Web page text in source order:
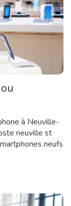
à Neuville-
neuville st
neufs